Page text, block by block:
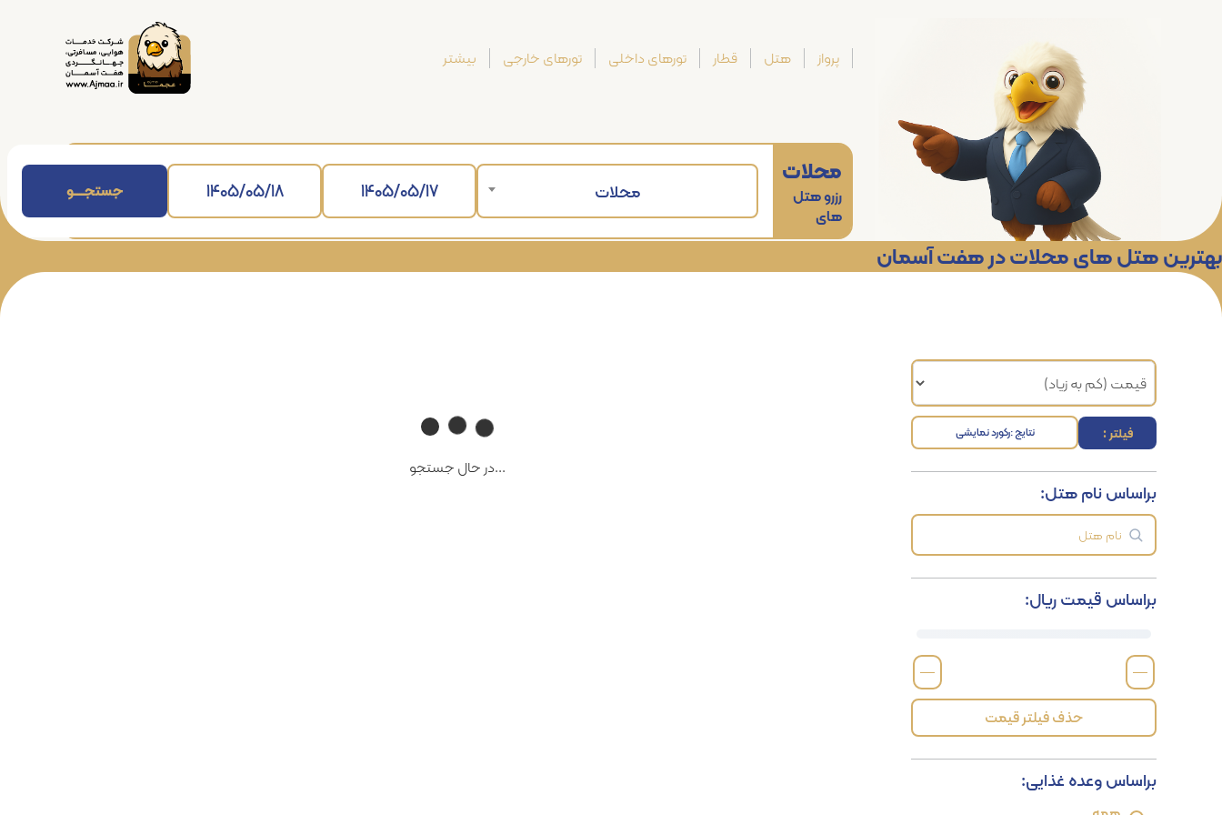
پرواز هتل قطار تورهای داخلی تورهای خارجی بیشتر
محلات
رزرو هتل
های
محلات جستجــــــو
بهترین هتل های محلات در هفت آسمان
فیلتر : نتایج :رکورد نمایشی
براساس نام هتل:
براساس قیمت ریال:
—
—
حذف فیلتر قیمت
براساس وعده غذایی:
...در حال جستجو